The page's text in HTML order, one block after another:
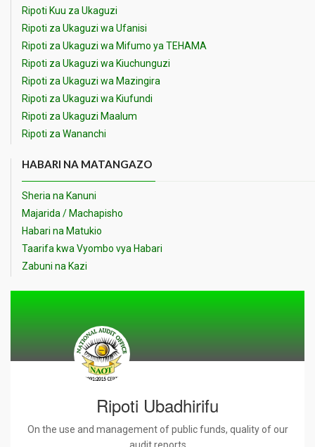
Ripoti Kuu za Ukaguzi
Ripoti za Ukaguzi wa Ufanisi
Ripoti za Ukaguzi wa Mifumo ya TEHAMA
Ripoti za Ukaguzi wa Kiuchunguzi
Ripoti za Ukaguzi wa Mazingira
Ripoti za Ukaguzi wa Kiufundi
Ripoti za Ukaguzi Maalum
Ripoti za Wananchi
HABARI NA MATANGAZO
Sheria na Kanuni
Majarida / Machapisho
Habari na Matukio
Taarifa kwa Vyombo vya Habari
Zabuni na Kazi
Ripoti Ubadhirifu
On the use and management of public funds, quality of our
audit reports